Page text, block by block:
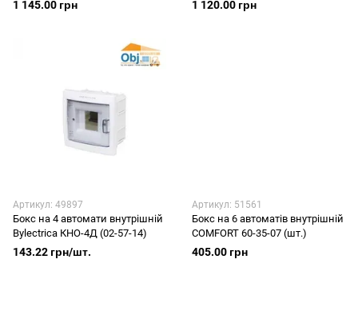
1 145.00 грн 1 120.00 грн
Артикул: 49897
Бокс на 4 автомати внутрішній
Bylectrica КНО-4Д (02-57-14)
143.22 грн/шт.
Артикул: 51561
Бокс на 6 автоматів внутрішній
COMFORT 60-35-07 (шт.)
405.00 грн